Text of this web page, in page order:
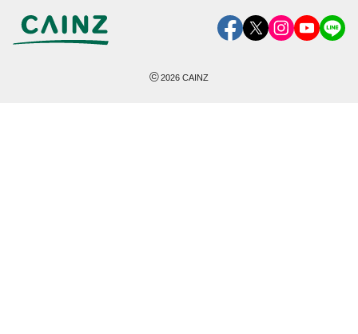
©2026 CAINZ